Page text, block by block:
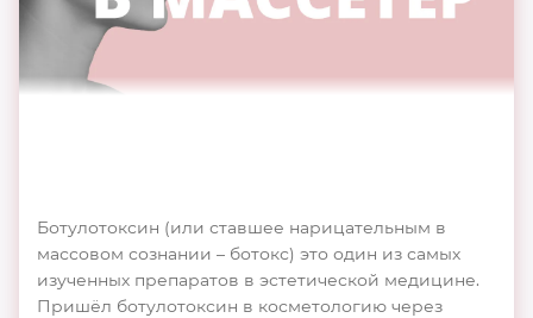
Ботулотоксин (или ставшее нарицательным в
массовом сознании – ботокс) это один из самых
изученных препаратов в эстетической медицине.
Пришёл ботулотоксин в косметологию через